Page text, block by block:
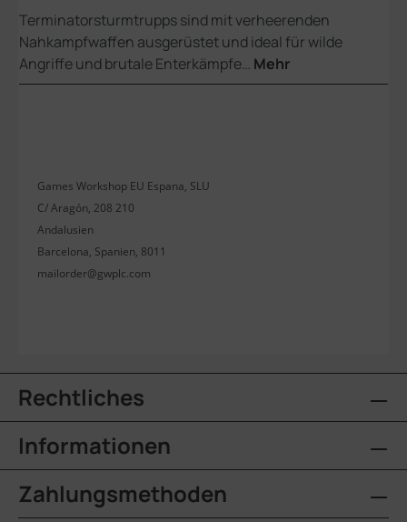
Terminatorsturmtrupps sind mit verheerenden
Nahkampfwaffen ausgerüstet und ideal für wilde
Angriffe und brutale Enterkämpfe… Mehr
Games Workshop EU Espana, SLU
C/ Aragón, 208 210
Andalusien
Barcelona, Spanien, 8011
mailorder@gwplc.com
Rechtliches
Informationen
Zahlungsmethoden